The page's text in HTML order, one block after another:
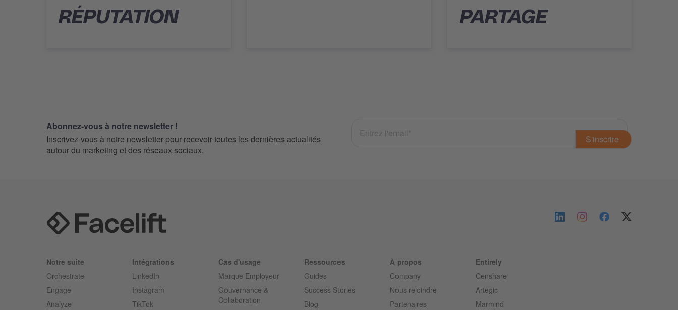
RÉPUTATION
PARTAGE
Abonnez-vous à notre newsletter !
Inscrivez-vous à notre newsletter pour recevoir toutes les dernières actualités
autour du marketing et des réseaux sociaux.
Notre suite
Orchestrate
Engage
Analyze
Intégrations
LinkedIn
Instagram
TikTok
Cas d'usage
Marque Employeur
Gouvernance &
Collaboration
Ressources
Guides
Success Stories
Blog
À propos
Company
Nous rejoindre
Partenaires
Entirely
Censhare
Artegic
Marmind